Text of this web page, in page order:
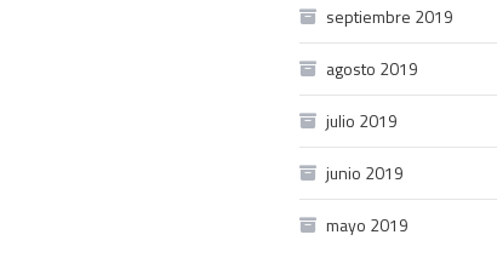
septiembre 2019
agosto 2019
julio 2019
junio 2019
mayo 2019